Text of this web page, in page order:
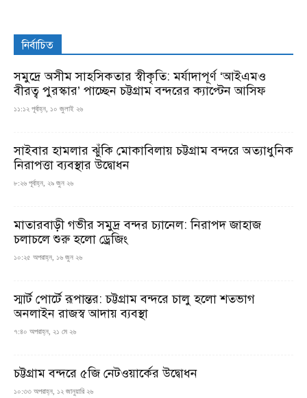
নির্বাচিত
সমুদ্রে অসীম সাহসিকতার স্বীকৃতি: মর্যাদাপূর্ণ ‘আইএমও
বীরত্ব পুরস্কার’ পাচ্ছেন চট্টগ্রাম বন্দরের ক্যাপ্টেন আসিফ
১১:১২ পূর্বাহ্ন, ১০ জুলাই ২৬
সাইবার হামলার ঝুঁকি মোকাবিলায় চট্টগ্রাম বন্দরে অত্যাধুনিক
নিরাপত্তা ব্যবস্থার উদ্বোধন
৮:২৬ পূর্বাহ্ন, ২৯ জুন ২৬
মাতারবাড়ী গভীর সমুদ্র বন্দর চ্যানেল: নিরাপদ জাহাজ
চলাচলে শুরু হলো ড্রেজিং
১০:২৫ অপরাহ্ন, ১৬ জুন ২৬
স্মার্ট পোর্টে রূপান্তর: চট্টগ্রাম বন্দরে চালু হলো শতভাগ
অনলাইন রাজস্ব আদায় ব্যবস্থা
৭:৪০ অপরাহ্ন, ২১ মে ২৬
চট্টগ্রাম বন্দরে ৫জি নেটওয়ার্কের উদ্বোধন
১০:৩৩ অপরাহ্ন, ১২ জানুয়ারি ২৬